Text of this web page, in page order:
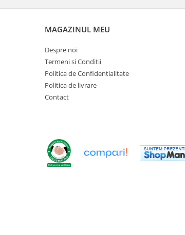
Ramuri groase
Gazon si iarba
Telescopice
Accesorii foarfece
Topoare si fierastraie
Accesorii topoare si fierastraie
MAGAZINUL MEU
Despre noi
Termeni si Conditii
Politica de Confidentialitate
Politica de livrare
Contact